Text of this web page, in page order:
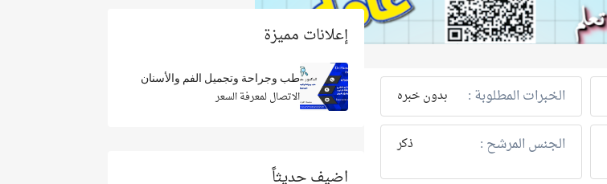
الخبرات المطلوبة : بدون خبره
الجنس المرشح : ذكر
إعلانات مميزة
طب وجراحة وتجميل الفم والأسنان
الاتصال لمعرفة السعر
اضيف حديثاً